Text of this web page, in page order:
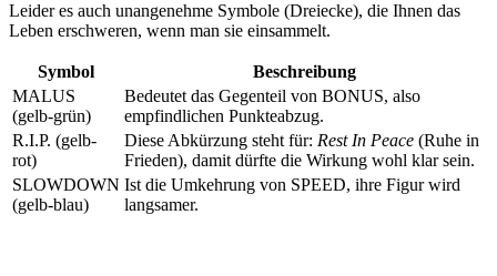
Leider es auch unangenehme Symbole (Dreiecke), die Ihnen das
Leben erschweren, wenn man sie einsammelt.
Symbol
Beschreibung
MALUS
(gelb-grün)
Bedeutet das Gegenteil von BONUS, also
empfindlichen Punkteabzug.
R.I.P. (gelb-
rot)
Diese Abkürzung steht für: Rest In Peace (Ruhe in
Frieden), damit dürfte die Wirkung wohl klar sein.
SLOWDOWN
(gelb-blau)
Ist die Umkehrung von SPEED, ihre Figur wird
langsamer.